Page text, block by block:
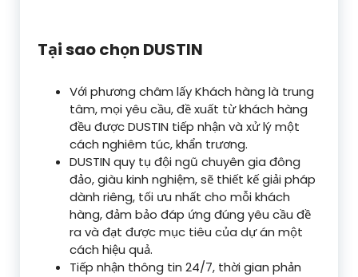
Tại sao chọn DUSTIN
Với phương châm lấy Khách hàng là trung
tâm, mọi yêu cầu, đề xuất từ khách hàng
đều được DUSTIN tiếp nhận và xử lý một
cách nghiêm túc, khẩn trương.
DUSTIN quy tụ đội ngũ chuyên gia đông
đảo, giàu kinh nghiệm, sẽ thiết kế giải pháp
dành riêng, tối ưu nhất cho mỗi khách
hàng, đảm bảo đáp ứng đúng yêu cầu đề
ra và đạt được mục tiêu của dự án một
cách hiệu quả.
Tiếp nhận thông tin 24/7, thời gian phản